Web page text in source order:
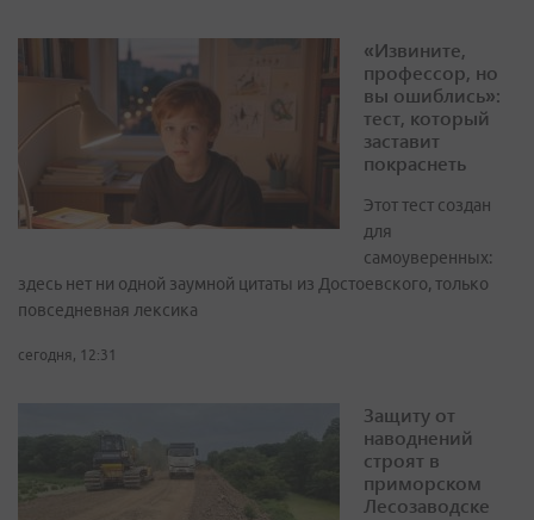
«Извините,
профессор, но
вы ошиблись»:
тест, который
заставит
покраснеть
Этот тест создан
для
самоуверенных:
здесь нет ни одной заумной цитаты из Достоевского, только
повседневная лексика
сегодня, 12:31
Защиту от
наводнений
строят в
приморском
Лесозаводске